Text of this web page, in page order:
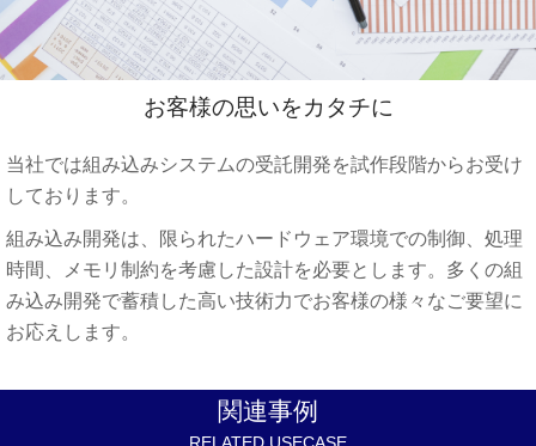
お客様の思いをカタチに
当社では組み込みシステムの受託開発を試作段階からお受け
しております。
組み込み開発は、限られたハードウェア環境での制御、処理
時間、メモリ制約を考慮した設計を必要とします。多くの組
み込み開発で蓄積した高い技術力でお客様の様々なご要望に
お応えします。
関連事例
RELATED USECASE